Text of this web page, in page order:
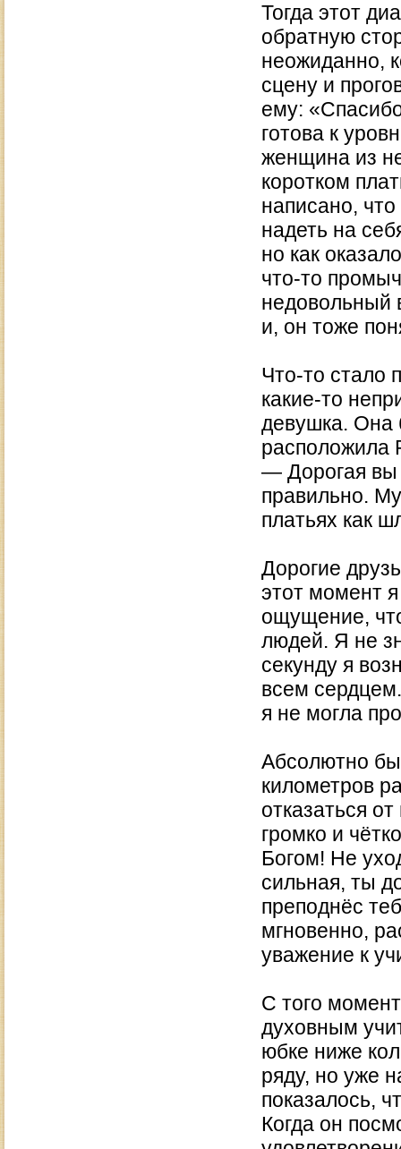
Тогда этот
обратную
неожиданно,
сцену и
ему:
готова к
женщина из
коротком
написано,
надеть на
но как
что-то
недовольный
и, он тоже
Что-то стало
какие-то
девушка. Она
расположила
— Дорогая вы
правильно.
платьях как
Дорогие
этот момент
ощущение,
людей. Я не
секунду я
всем
я не могла
Абсолютно
километров
отказаться
громко и
Богом! Не
сильная, ты
преподнёс
мгновенно,
уважение к
С того
духовным
юбке ниже
ряду, но уже
показалось,
Когда он